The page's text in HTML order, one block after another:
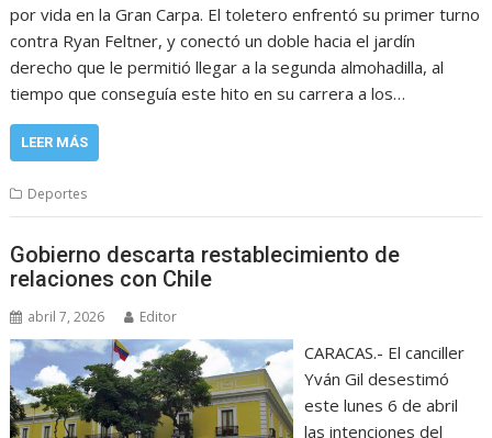
por vida en la Gran Carpa. El toletero enfrentó su primer turno
contra Ryan Feltner, y conectó un doble hacia el jardín
derecho que le permitió llegar a la segunda almohadilla, al
tiempo que conseguía este hito en su carrera a los…
LEER MÁS
Deportes
Gobierno descarta restablecimiento de
relaciones con Chile
abril 7, 2026 Editor
CARACAS.- El canciller
Yván Gil desestimó
este lunes 6 de abril
las intenciones del